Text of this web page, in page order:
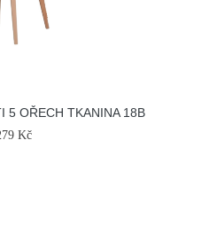
5 OŘECH TKANINA 18B
Kč